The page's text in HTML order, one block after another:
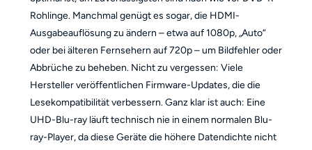
Rohlinge. Manchmal genügt es sogar, die HDMI-
Ausgabeauflösung zu ändern – etwa auf 1080p, „Auto“
oder bei älteren Fernsehern auf 720p – um Bildfehler oder
Abbrüche zu beheben. Nicht zu vergessen: Viele
Hersteller veröffentlichen Firmware-Updates, die die
Lesekompatibilität verbessern. Ganz klar ist auch: Eine
UHD-Blu-ray läuft technisch nie in einem normalen Blu-
ray-Player, da diese Geräte die höhere Datendichte nicht